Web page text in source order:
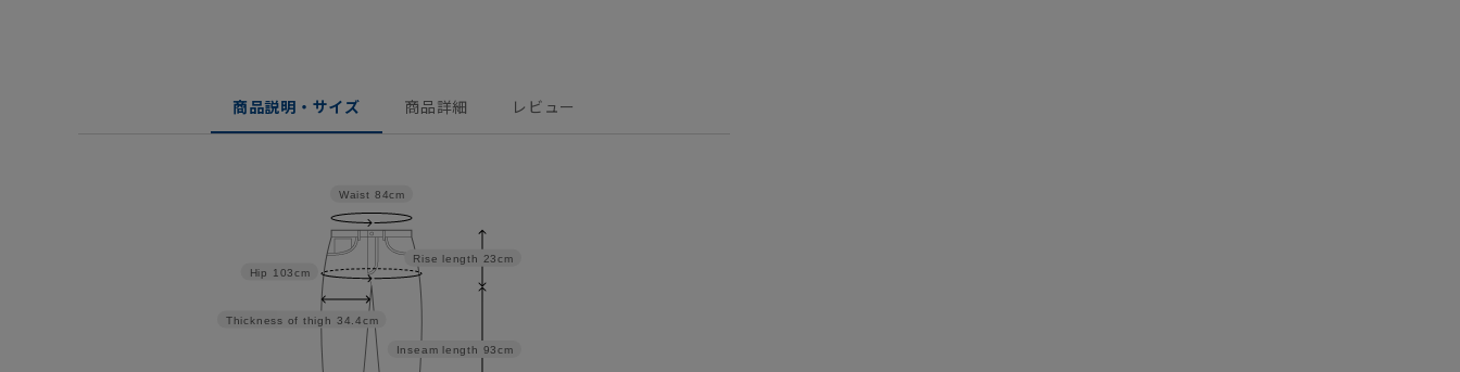
商品説明・サイズ 商品詳細 レビュー
Inseam length 93cm
Rise length 23cm
Thickness of thigh 34.4cm
Hip 103cm
Waist 84cm